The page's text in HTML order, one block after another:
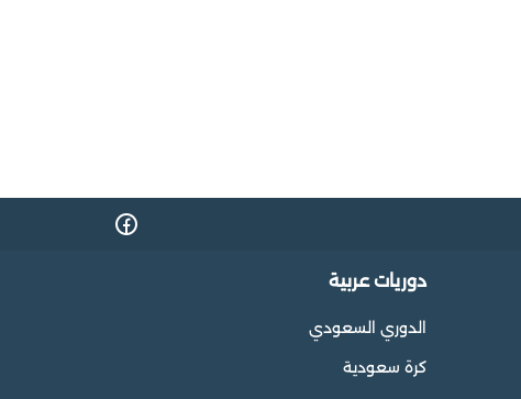
دوريات عربية
الدوري السعودي
كرة سعودية